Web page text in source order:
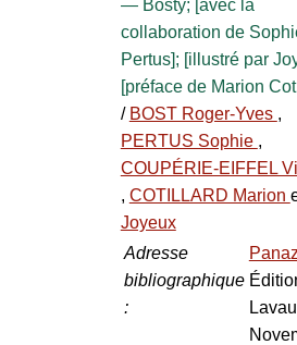
— Bosty; [avec la
collaboration de
Pertus]; [illustré par
[préface de Marion
/ BOST Roger-Yves ,
PERTUS Sophie ,
COUPÉRIE-EIFFEL
, COTILLARD Marion
Joyeux
Adresse
bibliographique
: